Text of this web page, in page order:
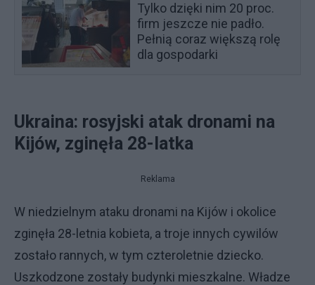
Tylko dzięki nim 20 proc.
firm jeszcze nie padło.
Pełnią coraz większą rolę
dla gospodarki
Ukraina: rosyjski atak dronami na
Kijów, zginęła 28-latka
Reklama
W niedzielnym ataku dronami na Kijów i okolice
zginęła 28-letnia kobieta, a troje innych cywilów
zostało rannych, w tym czteroletnie dziecko.
Uszkodzone zostały budynki mieszkalne. Władze